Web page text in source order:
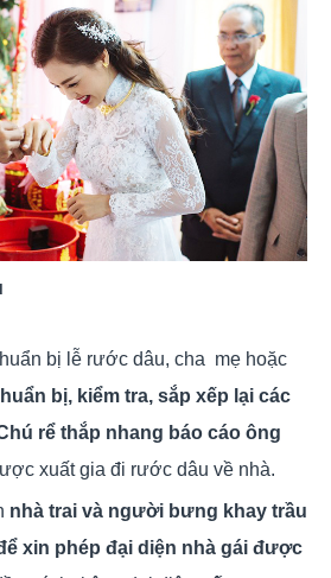
bị lễ rước dâu, cha mẹ hoặc
bị, kiểm tra, sắp xếp lại các
rể thắp nhang báo cáo ông
xuất gia đi rước dâu về nhà.
nhà trai và người bưng khay trầu
xin phép đại diện nhà gái được